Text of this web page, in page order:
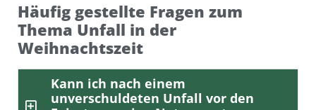
Häufig gestellte Fragen zum
Thema Unfall in der
Weihnachtszeit
Kann ich nach einem
unverschuldeten Unfall vor den